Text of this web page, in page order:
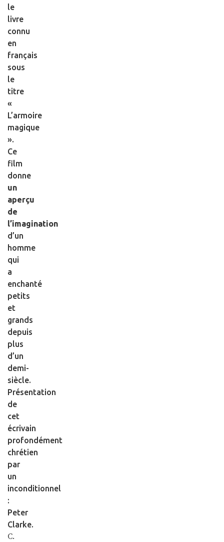
le
livre
connu
en
français
sous
le
titre
«
L’armoire
magique
».
Ce
film
donne
un
aperçu
de
l’imagination
d’un
homme
qui
a
enchanté
petits
et
grands
depuis
plus
d’un
demi-
siècle.
Présentation
de
cet
écrivain
profondément
chrétien
par
un
inconditionnel
:
Peter
Clarke.
C.